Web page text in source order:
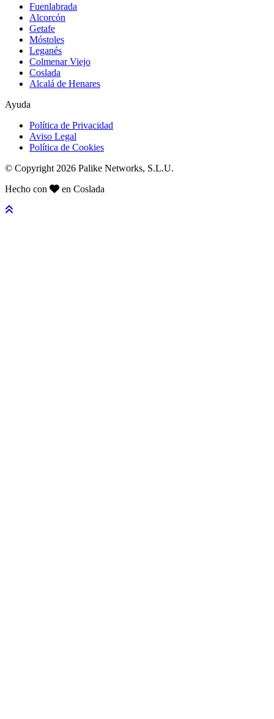
Fuenlabrada
Alcorcón
Getafe
Móstoles
Leganés
Colmenar Viejo
Coslada
Alcalá de Henares
Ayuda
Política de Privacidad
Aviso Legal
Política de Cookies
© Copyright 2026 Palike Networks, S.L.U.
Hecho con
en Coslada